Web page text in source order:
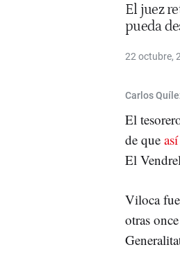
El juez
pueda
22 octubre,
Carlos
El
de que
El
Viloca
otras